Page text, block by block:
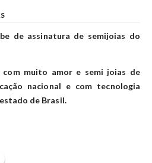
de assinatura de semijoias do
com muito amor e semi joias de
nacional e com tecnologia
de Brasil.